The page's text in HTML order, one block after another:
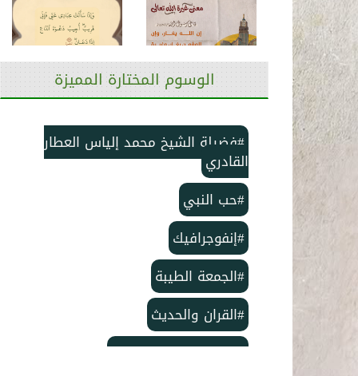
الوسوم المختارة المميزة
#فضيلة الشيخ محمد إلياس العطار
القادري
#حب النبي
#إنفوجرافيك
#الجمعة الطيبة
#القران والحديث
#بمناسبة الذكرى لمولد